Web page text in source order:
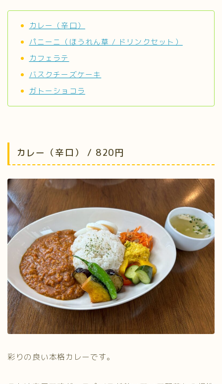
カレー（辛口）
パニーニ（ほうれん草 / ドリンクセット）
カフェラテ
バスクチーズケーキ
ガトーショコラ
カレー（辛口） / 820円
彩りの良い本格カレーです。